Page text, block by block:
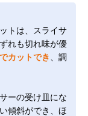
トは、スライサ
れも切れ味が優
カットでき
、調
ーの受け皿にな
傾斜ができ、ほ